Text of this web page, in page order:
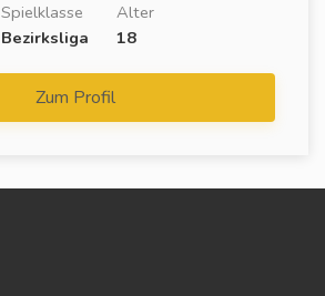
Spielklasse
Bezirksliga
Alter
18
Zum Profil